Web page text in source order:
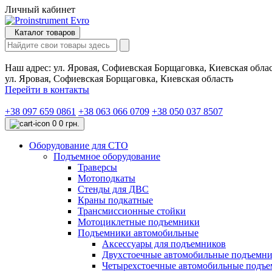
Личный кабинет
Каталог товаров
Наш адрес: ул. Яровая, Софиевская Борщаговка, Киевская
ул. Яровая, Софиевская Борщаговка, Киевская область
Перейти в контакты
+38 097 659 0861 +38 063 066 0709 +38 050 037 8507
0 0 грн.
Оборудование для СТО
Подъемное оборудование
Траверсы
Мотоподкаты
Стенды для ДВС
Краны подкатные
Трансмиссионные стойки
Мотоциклетные подъемники
Подъемники автомобильные
Аксессуары для подъемников
Двухстоечные автомобильные
Четырехстоечные автомобильные